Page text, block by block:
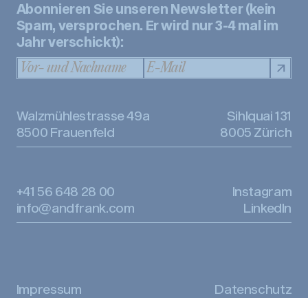
Abonnieren Sie unseren Newsletter (kein
Spam, versprochen. Er wird nur 3-4 mal im
Jahr verschickt):
Walzmühlestrasse 49a
8500 Frauenfeld
Sihlquai 131
8005 Zürich
+41 56 648 28 00
info@andfrank.com
Instagram
LinkedIn
Impressum Datenschutz